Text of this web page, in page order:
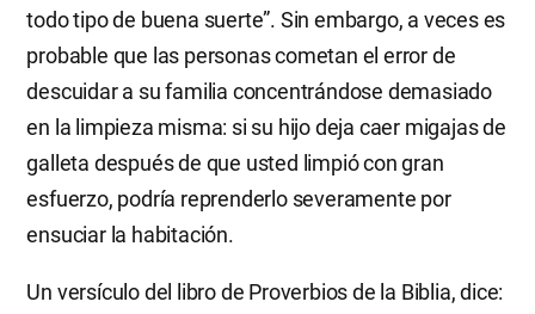
todo tipo de buena suerte”. Sin embargo, a veces es
probable que las personas cometan el error de
descuidar a su familia concentrándose demasiado
en la limpieza misma: si su hijo deja caer migajas de
galleta después de que usted limpió con gran
esfuerzo, podría reprenderlo severamente por
ensuciar la habitación.
Un versículo del libro de Proverbios de la Biblia, dice: